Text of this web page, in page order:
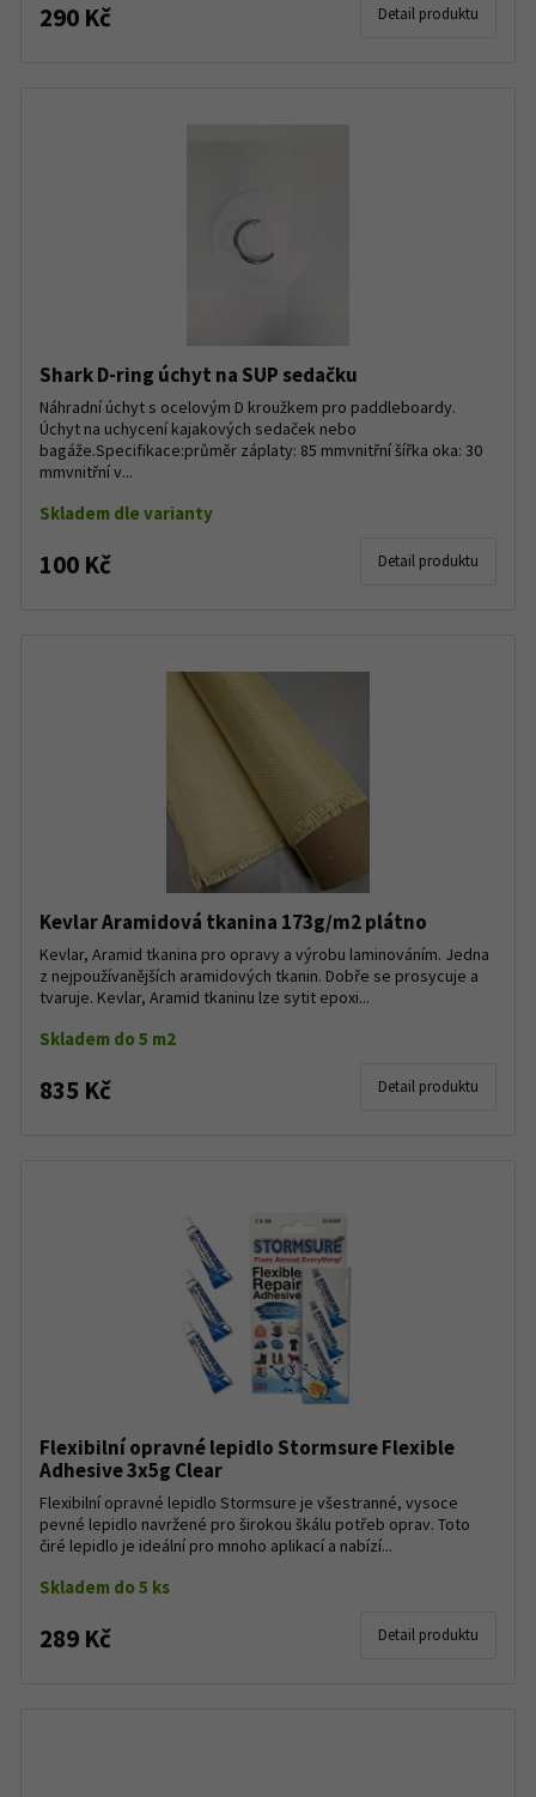
290 Kč Detail produktu
Shark D-ring úchyt na SUP sedačku
Náhradní úchyt s ocelovým D kroužkem pro paddleboardy.
Úchyt na uchycení kajakových sedaček nebo
bagáže.Specifikace:průměr záplaty: 85 mmvnitřní šířka oka: 30
mmvnitřní v...
Skladem dle varianty
100 Kč Detail produktu
Kevlar Aramidová tkanina 173g/m2 plátno
Kevlar, Aramid tkanina pro opravy a výrobu laminováním. Jedna
z nejpoužívanějších aramidových tkanin. Dobře se prosycuje a
tvaruje. Kevlar, Aramid tkaninu lze sytit epoxi...
Skladem do 5 m2
835 Kč Detail produktu
Flexibilní opravné lepidlo Stormsure Flexible
Adhesive 3x5g Clear
Flexibilní opravné lepidlo Stormsure je všestranné, vysoce
pevné lepidlo navržené pro širokou škálu potřeb oprav. Toto
čiré lepidlo je ideální pro mnoho aplikací a nabízí...
Skladem do 5 ks
289 Kč Detail produktu